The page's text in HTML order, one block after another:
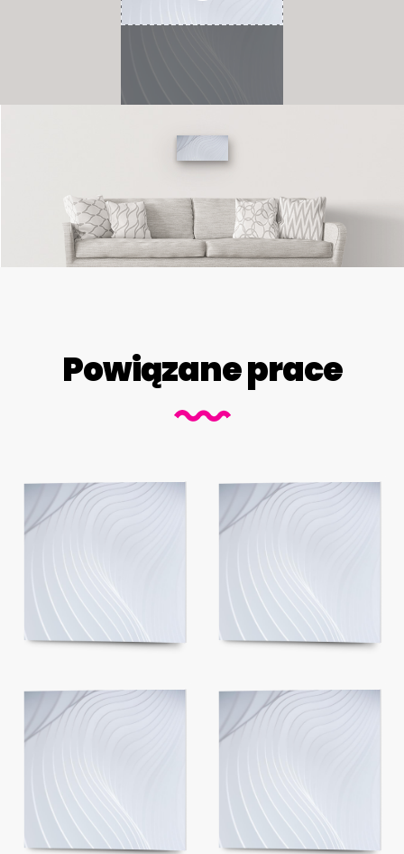
Powiązane prace